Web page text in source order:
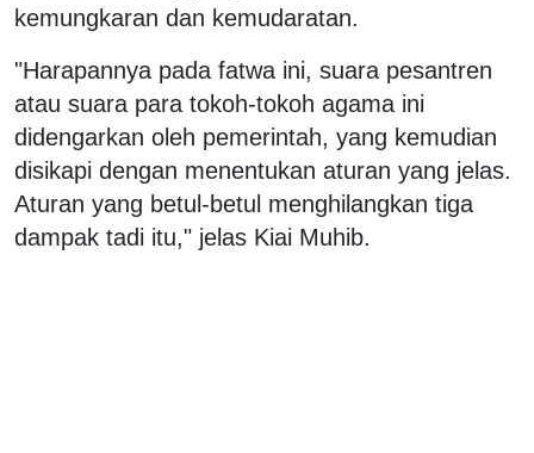
kemungkaran dan kemudaratan.
"Harapannya pada fatwa ini, suara pesantren
atau suara para tokoh-tokoh agama ini
didengarkan oleh pemerintah, yang kemudian
disikapi dengan menentukan aturan yang jelas.
Aturan yang betul-betul menghilangkan tiga
dampak tadi itu," jelas Kiai Muhib.